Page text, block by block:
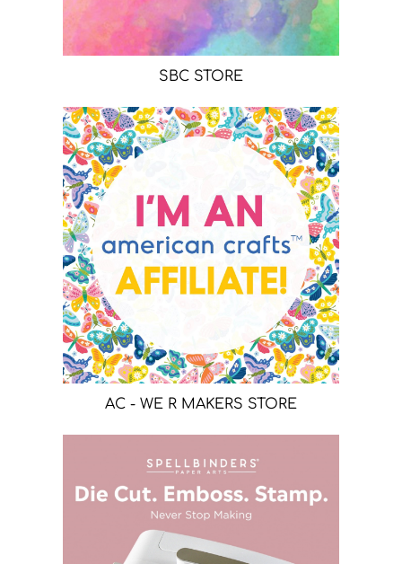
SBC STORE
AC - WE R MAKERS STORE